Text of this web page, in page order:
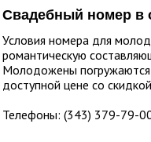
Свадебный номер в
Условия номера для
романтическую
Молодожены погружаются
доступной цене со
Телефоны: (343) 379-79-